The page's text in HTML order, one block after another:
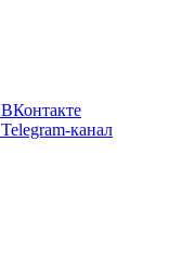
ВКонтакте
Telegram-канал